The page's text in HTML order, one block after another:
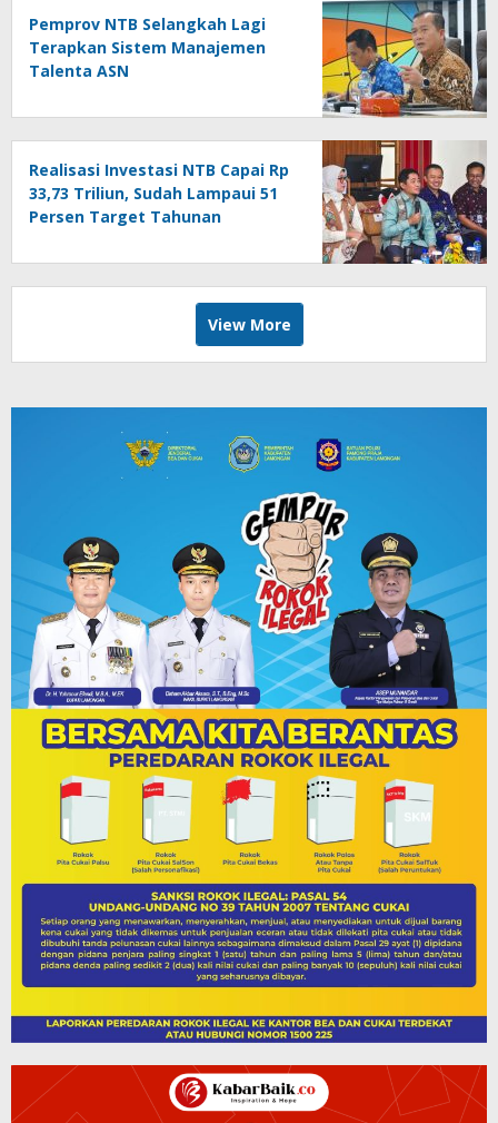
Pemprov NTB Selangkah Lagi
Terapkan Sistem Manajemen
Talenta ASN
Realisasi Investasi NTB Capai Rp
33,73 Triliun, Sudah Lampaui 51
Persen Target Tahunan
View More